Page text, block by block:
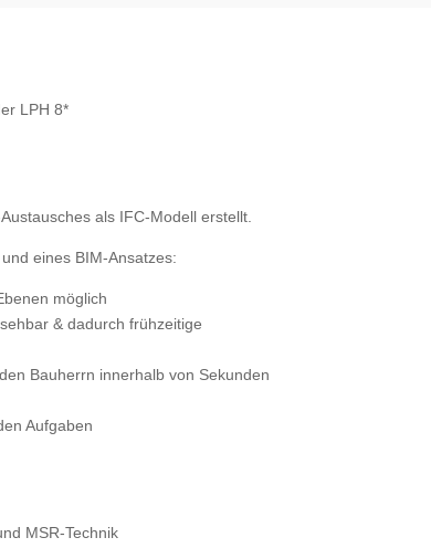
LPH 8*
als IFC-Modell erstellt.
eines BIM-Ansatzes:
möglich
& dadurch frühzeitige
Bauherrn innerhalb von Sekunden
Aufgaben
MSR-Technik